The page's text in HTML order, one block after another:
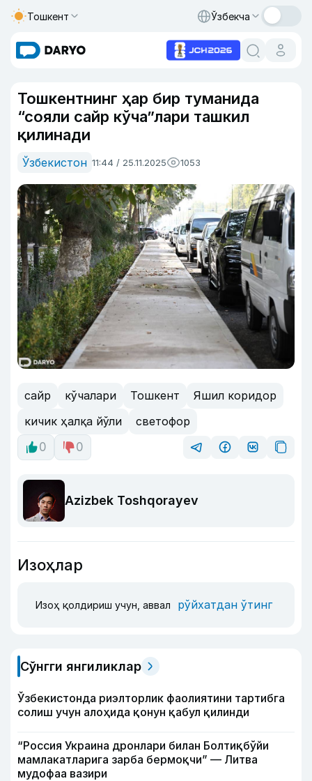
Тошкент Ўзбекча
Тошкентнинг ҳар бир туманида
“сояли сайр кўча”лари ташкил
қилинади
Ўзбекистон 11:44 / 25.11.2025 1053
сайр кўчалари Тошкент
Яшил коридор
кичик ҳалқа йўли
светофор
0
0
Azizbek Toshqorayev
Изоҳлар
Изоҳ қолдириш учун, аввал рўйхатдан ўтинг
Сўнгги янгиликлар
Ўзбекистонда риэлторлик фаолиятини тартибга
солиш учун алоҳида қонун қабул қилинди
“Россия Украина дронлари билан Болтиқбўйи
мамлакатларига зарба бермоқчи” — Литва
мудофаа вазири